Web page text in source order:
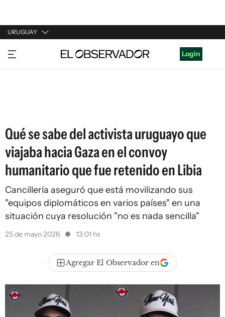
URUGUAY
URUGUAY
ARGENTINA
Login
Qué se sabe del activista uruguayo que
viajaba hacia Gaza en el convoy
humanitario que fue retenido en Libia
Cancillería aseguró que está movilizando sus
"equipos diplomáticos en varios países" en una
situación cuya resolución "no es nada sencilla"
25 de mayo 2026 13:01 hs
Agregar El Observador en